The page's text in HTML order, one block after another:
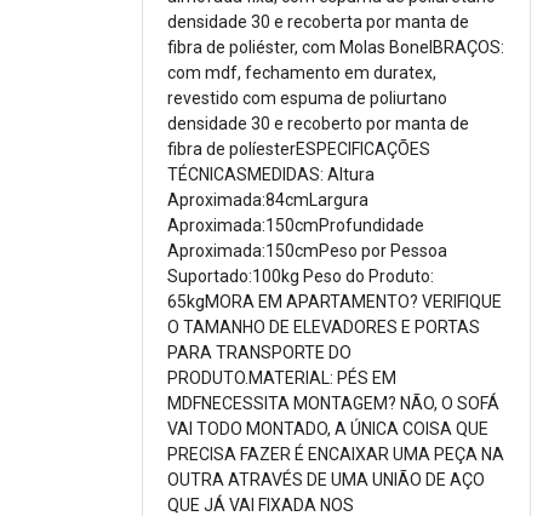
densidade 30 e recoberta por manta de
fibra de poliéster, com Molas BonelBRAÇOS:
com mdf, fechamento em duratex,
revestido com espuma de poliurtano
densidade 30 e recoberto por manta de
fibra de políesterESPECIFICAÇÕES
TÉCNICASMEDIDAS: Altura
Aproximada:84cmLargura
Aproximada:150cmProfundidade
Aproximada:150cmPeso por Pessoa
Suportado:100kg Peso do Produto:
65kgMORA EM APARTAMENTO? VERIFIQUE
O TAMANHO DE ELEVADORES E PORTAS
PARA TRANSPORTE DO
PRODUTO.MATERIAL: PÉS EM
MDFNECESSITA MONTAGEM? NÃO, O SOFÁ
VAI TODO MONTADO, A ÚNICA COISA QUE
PRECISA FAZER É ENCAIXAR UMA PEÇA NA
OUTRA ATRAVÉS DE UMA UNIÃO DE AÇO
QUE JÁ VAI FIXADA NOS